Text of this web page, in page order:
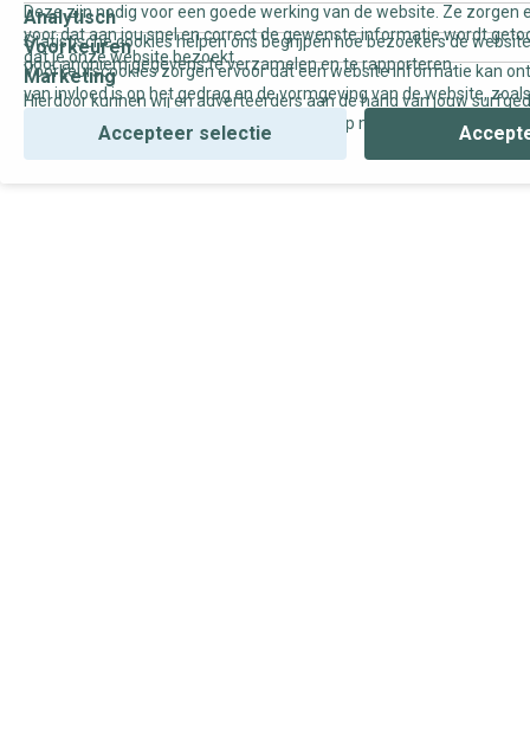
Deze zijn nodig voor een goede werking van de website. Ze zorgen
voor dat aan jou snel en correct de gewenste informatie wordt
dat je onze website bezoekt.
Analytisch
Statistische cookies helpen ons begrijpen hoe bezoekers de
door anoniem gegevens te verzamelen en te rapporteren.
Voorkeuren
Voorkeurscookies zorgen ervoor dat een website informatie kan
van invloed is op het gedrag en de vormgeving van de website,
Marketing
Hierdoor kunnen wij en adverteerders aan de hand van jouw
gepersonaliseerde online advertenties en op maat gemaakte
Accepteer selectie